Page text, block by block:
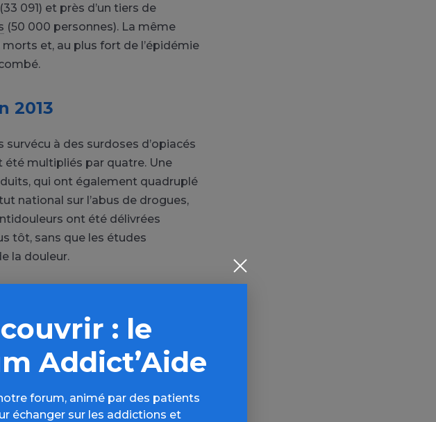
091) et près d’un tiers de
(50 000 personnes). La même
et, au plus fort de l’épidémie
2013
survécu à des surdoses d’opiacés
été multipliés par quatre. Une
qui ont également quadruplé
national sur l’abus de drogues,
ont été délivrées
tôt, sans que les études
la douleur.
2016, un journal local de Virginie-
par l’épidémie –, le
six années précédentes, les
de pilules dans l’Etat, soit
»
: le
Addict’Aide
forum, animé par des patients
échanger sur les addictions et